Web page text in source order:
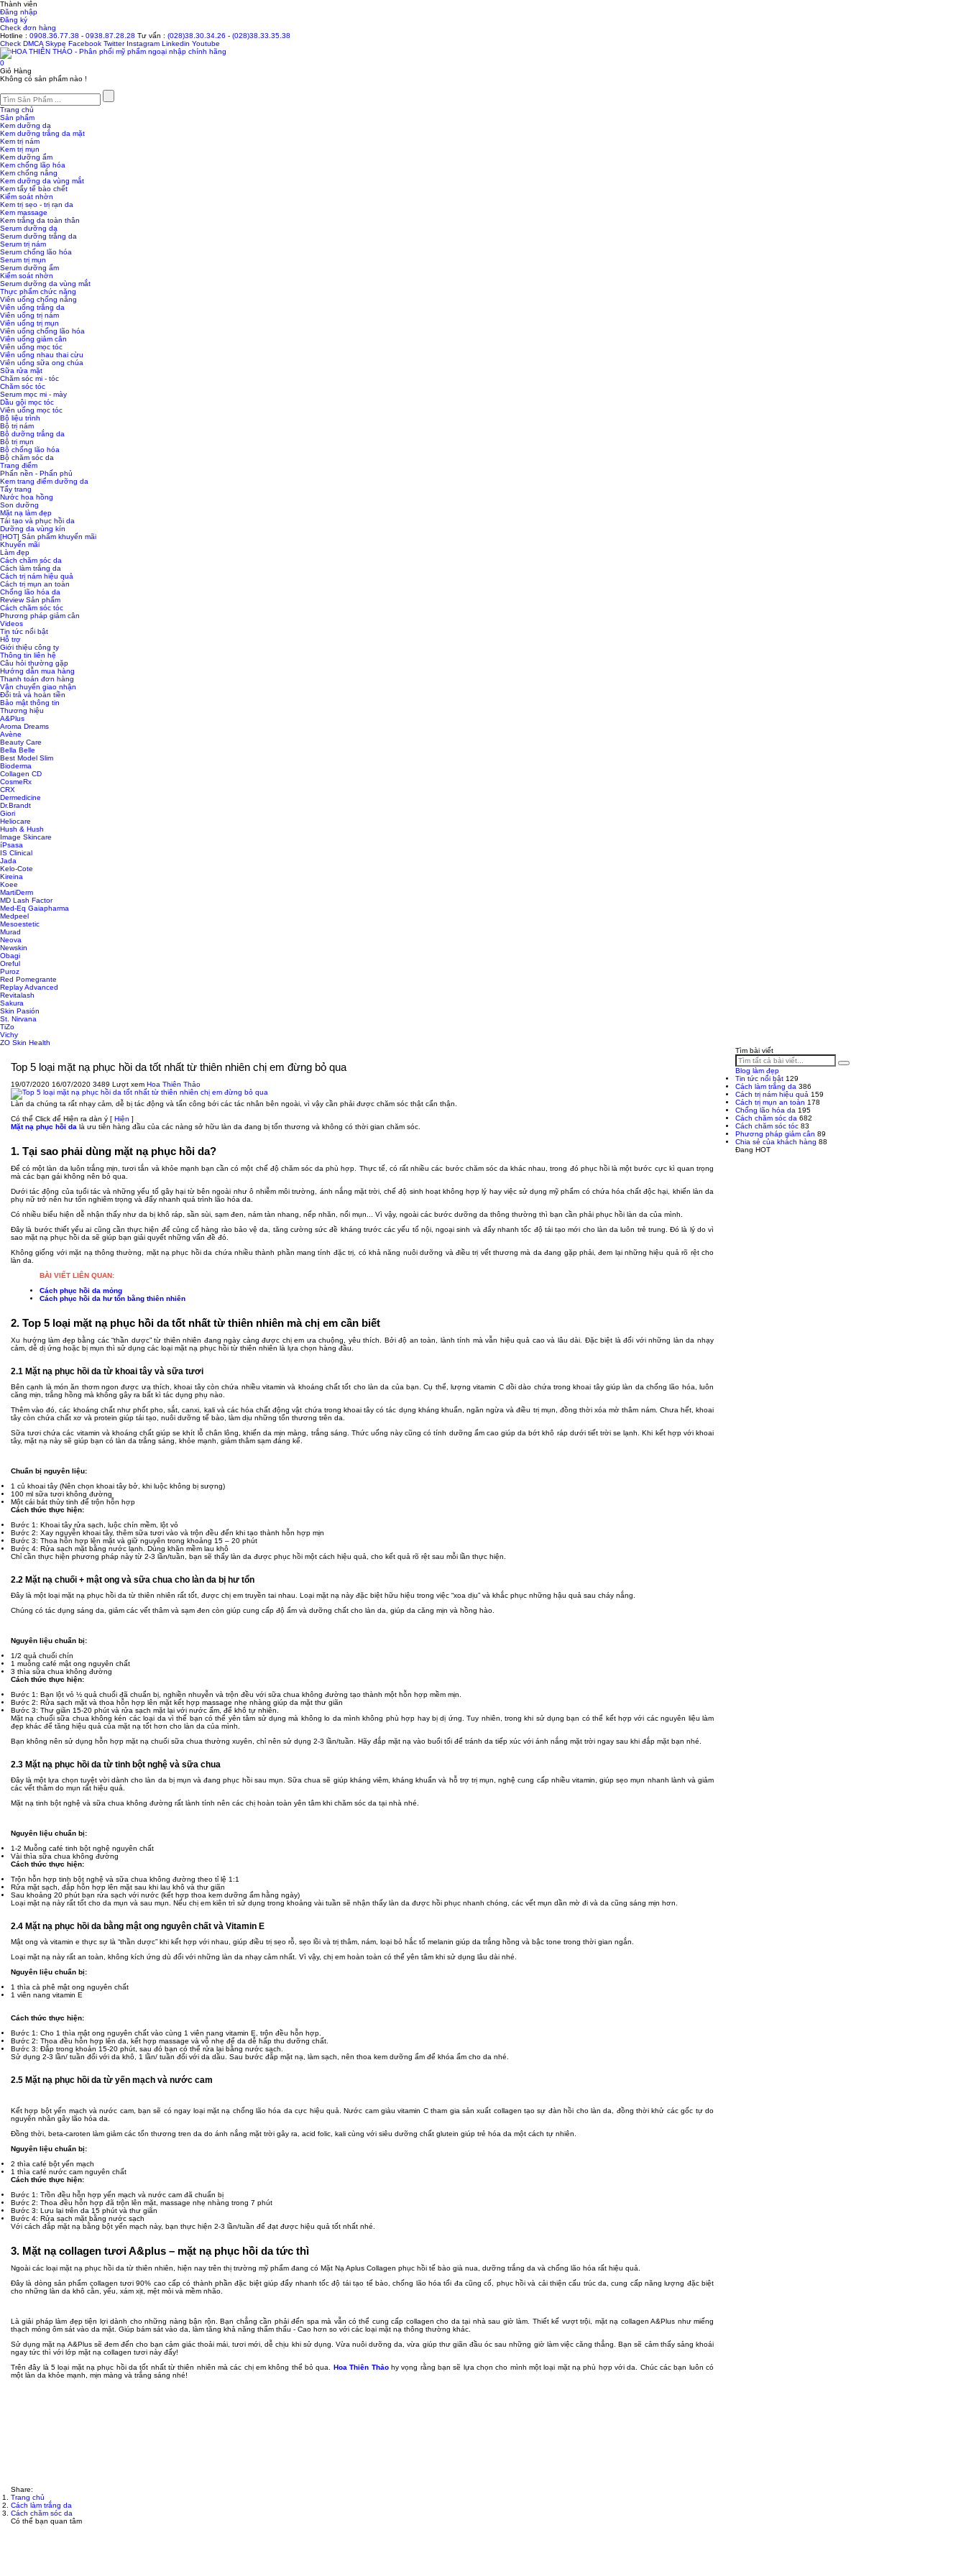
Thành viên
Đăng nhập
Đăng ký
Check đơn hàng
Hotline : 0908.36.77.38 - 0938.87.28.28 Tư vấn : (028)38.30.34.26 - (028)38.33.35.38
Check DMCA Skype Facebook Twitter Instagram Linkedin Youtube
0
Giỏ Hàng
Không có sản phẩm nào !
Trang chủ
Sản phẩm
Kem dưỡng da
Kem dưỡng trắng da mặt
Kem trị nám
Kem trị mụn
Kem dưỡng ẩm
Kem chống lão hóa
Kem chống nắng
Kem dưỡng da vùng mắt
Kem tẩy tế bào chết
Kiểm soát nhờn
Kem trị sẹo - trị rạn da
Kem massage
Kem trắng da toàn thân
Serum dưỡng da
Serum dưỡng trắng da
Serum trị nám
Serum chống lão hóa
Serum trị mụn
Serum dưỡng ẩm
Kiểm soát nhờn
Serum dưỡng da vùng mắt
Thực phẩm chức năng
Viên uống chống nắng
Viên uống trắng da
Viên uống trị nám
Viên uống trị mụn
Viên uống chống lão hóa
Viên uống giảm cân
Viên uống mọc tóc
Viên uống nhau thai cừu
Viên uống sữa ong chúa
Sữa rửa mặt
Chăm sóc mi - tóc
Chăm sóc tóc
Serum mọc mi - mày
Dầu gội mọc tóc
Viên uống mọc tóc
Bộ liệu trình
Bộ trị nám
Bộ dưỡng trắng da
Bộ trị mụn
Bộ chống lão hóa
Bộ chăm sóc da
Trang điểm
Phấn nền - Phấn phủ
Kem trang điểm dưỡng da
Tẩy trang
Nước hoa hồng
Son dưỡng
Mặt nạ làm đẹp
Tái tạo và phục hồi da
Dưỡng da vùng kín
[HOT] Sản phẩm khuyến mãi
Khuyến mãi
Làm đẹp
Cách chăm sóc da
Cách làm trắng da
Cách trị nám hiệu quả
Cách trị mụn an toàn
Chống lão hóa da
Review Sản phẩm
Cách chăm sóc tóc
Phương pháp giảm cân
Videos
Tin tức nổi bật
Hỗ trợ
Giới thiệu công ty
Thông tin liên hệ
Câu hỏi thường gặp
Hướng dẫn mua hàng
Thanh toán đơn hàng
Vận chuyển giao nhận
Đổi trả và hoàn tiền
Bảo mật thông tin
Thương hiệu
A&Plus
Aroma Dreams
Avène
Beauty Care
Bella Belle
Best Model Slim
Bioderma
Collagen CD
CosmeRx
CRX
Dermedicine
Dr.Brandt
Giori
Heliocare
Hush & Hush
Image Skincare
íPsasa
IS Clinical
Jada
Kelo-Cote
Kireina
Koee
MartiDerm
MD Lash Factor
Med-Eq Gaiapharma
Medpeel
Mesoestetic
Murad
Neova
Newskin
Obagi
Oreful
Puroz
Red Pomegrante
Replay Advanced
Revitalash
Sakura
Skin Pasión
St. Nirvana
TiZo
Vichy
ZO Skin Health
Top 5 loại mặt nạ phục hồi da tốt nhất từ thiên nhiên chị em đừng bỏ qua
19/07/2020 16/07/2020 3489 Lượt xem Hoa Thiên Thảo
Làn da chúng ta rất nhạy cảm, dễ bị tác động và tấn công bới các tác nhân bên ngoài, vì vậy cần phải được chăm sóc thật cẩn thận.
Có thể Click để Hiện ra dàn ý [ Hiện ]
Mặt nạ phục hồi da là ưu tiên hàng đầu của các nàng sở hữu làn da đang bị tổn thương và không có thời gian chăm sóc.
1. Tại sao phải dùng mặt nạ phục hồi da?
Để có một làn da luôn trắng mịn, tươi tắn và khỏe mạnh bạn cần có một chế độ chăm sóc da phù hợp. Thực tế, có rất nhiều các bước chăm sóc da khác nhau, trong đó phục hồi là một bước cực kì quan trọng
mà các bạn gái không nên bỏ qua.
Dưới tác động của tuổi tác và những yếu tố gây hại từ bên ngoài như ô nhiễm môi trường, ánh nắng mặt trời, chế độ sinh hoạt không hợp lý hay việc sử dụng mỹ phẩm có chứa hóa chất độc hại, khiến làn da
phụ nữ trở nên hư tổn nghiêm trọng và đẩy nhanh quá trình lão hóa da.
Có nhiều biểu hiện dễ nhận thấy như da bị khô ráp, sần sùi, sạm đen, nám tàn nhang, nếp nhăn, nổi mụn... Vì vậy, ngoài các bước dưỡng da thông thường thì bạn cần phải phục hồi làn da của mình.
Đây là bước thiết yếu ai cũng cần thực hiện để củng cố hàng rào bảo vệ da, tăng cường sức đề kháng trước các yếu tố nội, ngoại sinh và đẩy nhanh tốc độ tái tạo mới cho làn da luôn trẻ trung. Đó là lý do vì
sao mặt nạ phục hồi da sẽ giúp bạn giải quyết những vấn đề đó.
Không giống với mặt nạ thông thường, mặt nạ phục hồi da chứa nhiều thành phần mang tính đặc trị, có khả năng nuôi dưỡng và điều trị vết thương mà da đang gặp phải, đem lại những hiệu quả rõ rệt cho
làn da.
BÀI VIẾT LIÊN QUAN:
Cách phục hồi da mỏng
Cách phục hồi da hư tổn bằng thiên nhiên
2. Top 5 loại mặt nạ phục hồi da tốt nhất từ thiên nhiên mà chị em cần biết
Xu hướng làm đẹp bằng các “thần dược” từ thiên nhiên đang ngày càng được chị em ưa chuộng, yêu thích. Bởi độ an toàn, lành tính mà vẫn hiệu quả cao và lâu dài. Đặc biệt là đối với những làn da nhạy
cảm, dễ dị ứng hoặc bị mụn thì sử dụng các loại mặt nạ phục hồi từ thiên nhiên là lựa chọn hàng đầu.
2.1 Mặt nạ phục hồi da từ khoai tây và sữa tươi
Bên cạnh là món ăn thơm ngon được ưa thích, khoai tây còn chứa nhiều vitamin và khoáng chất tốt cho làn da của bạn. Cụ thể, lượng vitamin C dồi dào chứa trong khoai tây giúp làn da chống lão hóa, luôn
căng mịn, trắng hồng mà không gây ra bất kì tác dụng phụ nào.
Thêm vào đó, các khoáng chất như phốt pho, sắt, canxi, kali và các hóa chất động vật chứa trong khoai tây có tác dụng kháng khuẩn, ngăn ngừa và điều trị mụn, đồng thời xóa mờ thâm nám. Chưa hết, khoai
tây còn chứa chất xơ và protein giúp tái tạo, nuôi dưỡng tế bào, làm dịu những tổn thương trên da.
Sữa tươi chứa các vitamin và khoáng chất giúp se khít lỗ chân lông, khiến da mịn màng, trắng sáng. Thức uống này cũng có tính dưỡng ẩm cao giúp da bớt khô ráp dưới tiết trời se lạnh. Khi kết hợp với khoai
tây, mặt nạ này sẽ giúp bạn có làn da trắng sáng, khỏe mạnh, giảm thâm sạm đáng kể.
Chuẩn bị nguyên liệu:
1 củ khoai tây (Nên chọn khoai tây bở, khi luộc không bị sượng)
100 ml sữa tươi không đường
Một cái bát thủy tinh để trộn hỗn hợp
Cách thức thực hiện:
Bước 1: Khoai tây rửa sạch, luộc chín mềm, lột vỏ
Bước 2: Xay nguyễn khoai tây, thêm sữa tươi vào và trộn đều đến khi tạo thành hỗn hợp mịn
Bước 3: Thoa hỗn hợp lên mặt và giữ nguyên trong khoảng 15 – 20 phút
Bước 4: Rửa sạch mặt bằng nước lạnh. Dùng khăn mềm lau khô
Chỉ cần thực hiện phương pháp này từ 2-3 lần/tuần, bạn sẽ thấy làn da được phục hồi một cách hiệu quả, cho kết quả rõ rệt sau mỗi lần thực hiện.
2.2 Mặt nạ chuối + mật ong và sữa chua cho làn da bị hư tổn
Đây là một loại mặt nạ phục hồi da từ thiên nhiên rất tốt, được chị em truyền tai nhau. Loại mặt nạ này đặc biệt hữu hiệu trong việc “xoa dịu” và khắc phục những hậu quả sau cháy nắng.
Chúng có tác dụng sáng da, giảm các vết thâm và sạm đen còn giúp cung cấp độ ẩm và dưỡng chất cho làn da, giúp da căng mịn và hồng hào.
Nguyên liệu chuẩn bị:
1/2 quả chuối chín
1 muỗng café mật ong nguyên chất
3 thìa sữa chua không đường
Cách thức thực hiện:
Bước 1: Bạn lột vỏ ½ quả chuối đã chuẩn bị, nghiền nhuyễn và trộn đều với sữa chua không đường tạo thành một hỗn hợp mềm mịn.
Bước 2: Rửa sạch mặt và thoa hỗn hợp lên mặt kết hợp massage nhẹ nhàng giúp da mặt thư giãn
Bước 3: Thư giãn 15-20 phút và rửa sạch mặt lại với nước ấm, để khô tự nhiên.
Mặt nạ chuối sữa chua không kén các loại da vì thế bạn có thể yên tâm sử dụng mà không lo da mình không phù hợp hay bị dị ứng. Tuy nhiên, trong khi sử dụng bạn có thể kết hợp với các nguyên liệu làm
đẹp khác để tăng hiệu quả của mặt nạ tốt hơn cho làn da của mình.
Bạn không nên sử dụng hỗn hợp mặt nạ chuối sữa chua thường xuyên, chỉ nên sử dụng 2-3 lần/tuần. Hãy đắp mặt nạ vào buổi tối để tránh da tiếp xúc với ánh nắng mặt trời ngay sau khi đắp mặt bạn nhé.
2.3 Mặt nạ phục hồi da từ tinh bột nghệ và sữa chua
Đây là một lựa chọn tuyệt vời dành cho làn da bị mụn và đang phục hồi sau mụn. Sữa chua sẽ giúp kháng viêm, kháng khuẩn và hỗ trợ trị mụn, nghệ cung cấp nhiều vitamin, giúp sẹo mụn nhanh lành và giảm
các vết thâm do mụn rất hiệu quả.
Mặt nạ tinh bột nghệ và sữa chua không đường rất lành tính nên các chị hoàn toàn yên tâm khi chăm sóc da tại nhà nhé.
Nguyên liệu chuẩn bị:
1-2 Muỗng café tinh bột nghệ nguyên chất
Vài thìa sữa chua không đường
Cách thức thực hiện:
Trộn hỗn hợp tinh bột nghệ và sữa chua không đường theo tỉ lệ 1:1
Rửa mặt sạch, đắp hỗn hợp lên mặt sau khi lau khô và thư giãn
Sau khoảng 20 phút bạn rửa sạch với nước (kết hợp thoa kem dưỡng ẩm hằng ngày)
Loại mặt nạ này rất tốt cho da mụn và sau mụn. Nếu chị em kiên trì sử dụng trong khoảng vài tuần sẽ nhận thấy làn da được hồi phục nhanh chóng, các vết mụn dần mờ đi và da cũng sáng mịn hơn.
2.4 Mặt nạ phục hồi da bằng mật ong nguyên chất và Vitamin E
Mật ong và vitamin e thực sự là “thần dược” khi kết hợp với nhau, giúp điều trị sẹo rỗ, sẹo lồi và trị thâm, nám, loại bỏ hắc tố melanin giúp da trắng hồng và bậc tone trong thời gian ngắn.
Loại mặt nạ này rất an toàn, không kích ứng dù đối với những làn da nhạy cảm nhất. Vì vậy, chị em hoàn toàn có thể yên tâm khi sử dụng lâu dài nhé.
Nguyên liệu chuẩn bị:
1 thìa cà phê mật ong nguyên chất
1 viên nang vitamin E
Cách thức thực hiện:
Bước 1: Cho 1 thìa mật ong nguyên chất vào cùng 1 viên nang vitamin E, trộn đều hỗn hợp.
Bước 2: Thoa đều hỗn hợp lên da, kết hợp massage và vỗ nhẹ để da dễ hấp thu dưỡng chất.
Bước 3: Đắp trong khoản 15-20 phút, sau đó bạn có thể rửa lại bằng nước sạch.
Sử dụng 2-3 lần/ tuần đối với da khô, 1 lần/ tuần đối với da dầu. Sau bước đắp mặt nạ, làm sạch, nên thoa kem dưỡng ẩm để khóa ẩm cho da nhé.
2.5 Mặt nạ phục hồi da từ yến mạch và nước cam
Kết hợp bột yến mạch và nước cam, bạn sẽ có ngay loại mặt nạ chống lão hóa da cực hiệu quả. Nước cam giàu vitamin C tham gia sản xuất collagen tạo sự đàn hồi cho làn da, đồng thời khử các gốc tự do
nguyên nhân gây lão hóa da.
Đồng thời, beta-caroten làm giảm các tổn thương tren da do ánh nắng mặt trời gây ra, acid folic, kali cùng với siêu dưỡng chất glutein giúp trẻ hóa da một cách tự nhiên.
Nguyên liệu chuẩn bị:
2 thìa café bột yến mạch
1 thìa café nước cam nguyên chất
Cách thức thực hiện:
Bước 1: Trồn đều hỗn hợp yến mạch và nước cam đã chuẩn bị
Bước 2: Thoa đều hỗn hợp đã trộn lên mặt, massage nhẹ nhàng trong 7 phút
Bước 3: Lưu lại trên da 15 phút và thư giãn
Bước 4: Rửa sạch mặt bằng nước sạch
Với cách đắp mặt nạ bằng bột yến mạch này, bạn thực hiện 2-3 lần/tuần để đạt được hiệu quả tốt nhất nhé.
3. Mặt nạ collagen tươi A&plus – mặt nạ phục hồi da tức thì
Ngoài các loại mặt nạ phục hồi da từ thiên nhiên, hiện nay trên thị trường mỹ phẩm đang có Mặt Nạ Aplus Collagen phục hồi tế bào già nua, dưỡng trắng da và chống lão hóa rất hiệu quả.
Đây là dòng sản phẩm collagen tươi 90% cao cấp có thành phần đặc biệt giúp đẩy nhanh tốc độ tái tạo tế bào, chống lão hóa tối đa cũng cố, phục hồi và cải thiện cấu trúc da, cung cấp năng lượng đặc biệt
cho những làn da khô cằn, yếu, xám xịt, mệt mỏi và mềm nhão.
Là giải pháp làm đẹp tiện lợi dành cho những nàng bận rộn. Bạn chẳng cần phải đến spa mà vẫn có thể cung cấp collagen cho da tại nhà sau giờ làm. Thiết kế vượt trội, mặt nạ collagen A&Plus như miếng
thạch mỏng ôm sát vào da mặt. Giúp bám sát vào da, làm tăng khả năng thẩm thấu - Cao hơn so với các loại mặt nạ thông thường khác.
Sử dụng mặt nạ A&Plus sẽ đem đến cho bạn cảm giác thoải mái, tươi mới, dễ chịu khi sử dụng. Vừa nuôi dưỡng da, vừa giúp thư giãn đầu óc sau những giờ làm việc căng thẳng. Bạn sẽ cảm thấy sảng khoái
ngay tức thì với lớp mặt nạ collagen tươi này đấy!
Trên đây là 5 loại mặt nạ phục hồi da tốt nhất từ thiên nhiên mà các chị em không thể bỏ qua. Hoa Thiên Thảohy vọng rằng bạn sẽ lựa chọn cho mình một loại mặt nạ phù hợp với da. Chúc các bạn luôn có
một làn da khỏe mạnh, mịn màng và trắng sáng nhé!
Share:
Trang chủ
Cách làm trắng da
Cách chăm sóc da
Có thể bạn quan tâm
Tìm bài viết
Blog làm đẹp
Tin tức nổi bật 129
Cách làm trắng da 386
Cách trị nám hiệu quả 159
Cách trị mụn an toàn 178
Chống lão hóa da 195
Cách chăm sóc da 682
Cách chăm sóc tóc 83
Phương pháp giảm cân 89
Chia sẻ của khách hàng 88
Đang HOT